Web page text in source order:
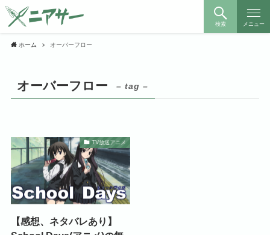
検索 メニュー
ホーム オーバーフロー
オーバーフロー – tag –
TV放送アニメ
【感想、ネタバレあり】